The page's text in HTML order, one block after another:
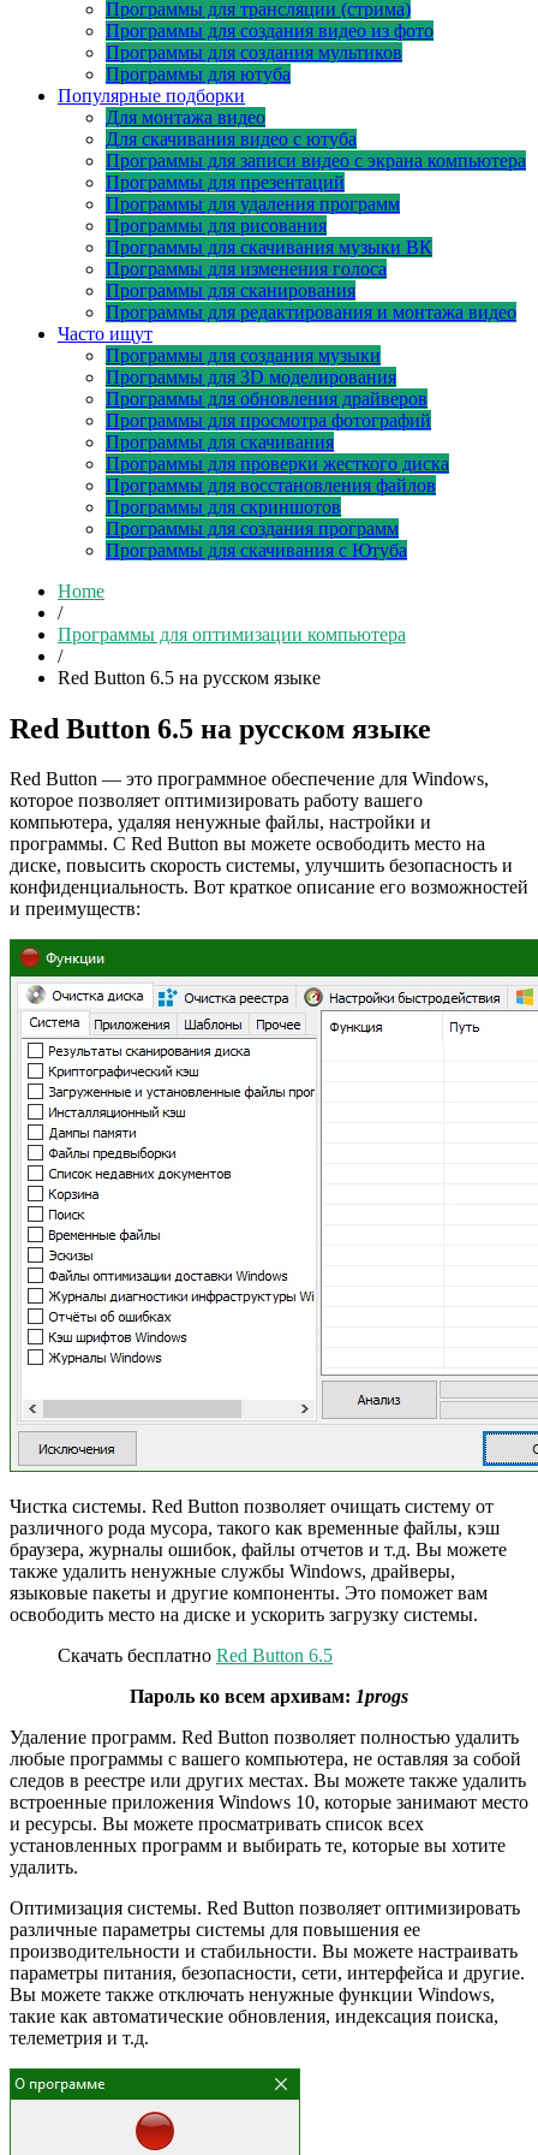
Программы для трансляции (стрима)
Программы для создания видео из фото
Программы для создания мультиков
Программы для ютуба
Популярные подборки
Для монтажа видео
Для скачивания видео с ютуба
Программы для записи видео с экрана компьютера
Программы для презентаций
Программы для удаления программ
Программы для рисования
Программы для скачивания музыки ВК
Программы для изменения голоса
Программы для сканирования
Программы для редактирования и монтажа видео
Часто ищут
Программы для создания музыки
Программы для 3D моделирования
Программы для обновления драйверов
Программы для просмотра фотографий
Программы для скачивания
Программы для проверки жесткого диска
Программы для восстановления файлов
Программы для скриншотов
Программы для создания программ
Программы для скачивания с Ютуба
Home
/
Программы для оптимизации компьютера
/
Red Button 6.5 на русском языке
Red Button 6.5 на русском языке
Red Button — это программное обеспечение для Windows,
которое позволяет оптимизировать работу вашего
компьютера, удаляя ненужные файлы, настройки и
программы. С Red Button вы можете освободить место на
диске, повысить скорость системы, улучшить безопасность и
конфиденциальность. Вот краткое описание его возможностей
и преимуществ:
Чистка системы. Red Button позволяет очищать систему от
различного рода мусора, такого как временные файлы, кэш
браузера, журналы ошибок, файлы отчетов и т.д. Вы можете
также удалить ненужные службы Windows, драйверы,
языковые пакеты и другие компоненты. Это поможет вам
освободить место на диске и ускорить загрузку системы.
Скачать бесплатно Red Button 6.5
Пароль ко всем архивам: 1progs
Удаление программ. Red Button позволяет полностью удалить
любые программы с вашего компьютера, не оставляя за собой
следов в реестре или других местах. Вы можете также удалить
встроенные приложения Windows 10, которые занимают место
и ресурсы. Вы можете просматривать список всех
установленных программ и выбирать те, которые вы хотите
удалить.
Оптимизация системы. Red Button позволяет оптимизировать
различные параметры системы для повышения ее
производительности и стабильности. Вы можете настраивать
параметры питания, безопасности, сети, интерфейса и другие.
Вы можете также отключать ненужные функции Windows,
такие как автоматические обновления, индексация поиска,
телеметрия и т.д.